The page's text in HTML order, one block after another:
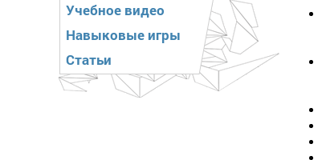
Учебное видео
Навыковые игры
Статьи